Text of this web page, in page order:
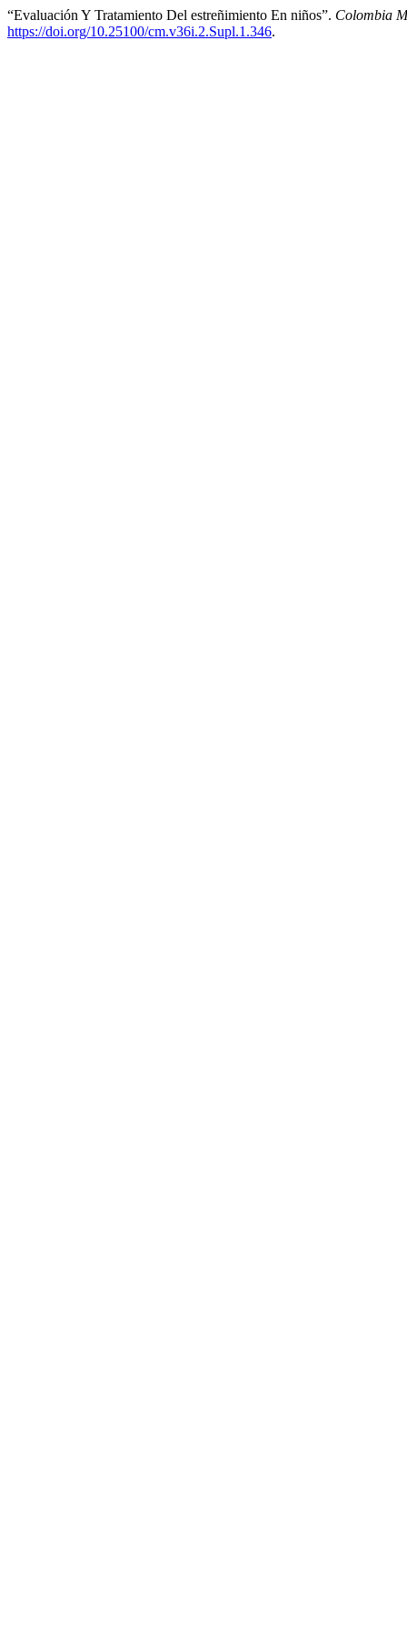
“Evaluación Y Tratamiento Del estreñimiento En niños”. Colombia
https://doi.org/10.25100/cm.v36i.2.Supl.1.346.